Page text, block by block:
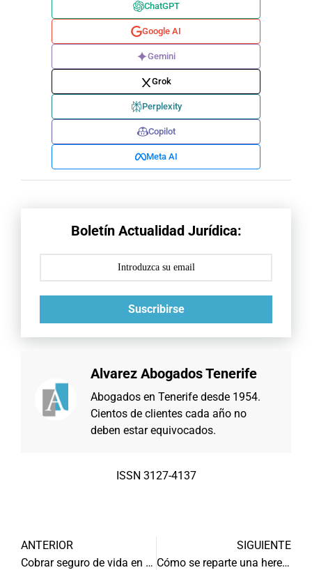
ChatGPT
Google AI
Gemini
Grok
Perplexity
Copilot
Meta AI
Boletín Actualidad Jurídica:
Suscribirse
Alvarez Abogados Tenerife
Abogados en Tenerife desde 1954.
Cientos de clientes cada año no
deben estar equivocados.
ISSN 3127-4137
ANTERIOR
Cobrar seguro de vida en Tenerife
SIGUIENTE
Cómo se reparte una herencia